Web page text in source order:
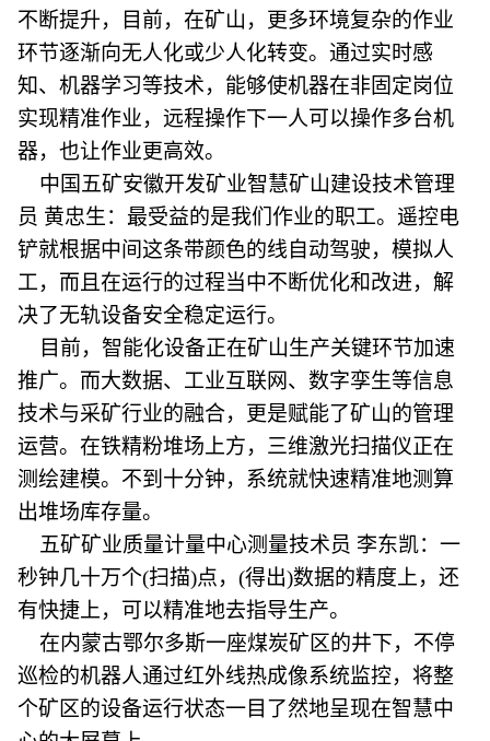
不断提升，目前，在矿山，更多环境复杂的作业
环节逐渐向无人化或少人化转变。通过实时感
知、机器学习等技术，能够使机器在非固定岗位
实现精准作业，远程操作下一人可以操作多台机
器，也让作业更高效。
中国五矿安徽开发矿业智慧矿山建设技术管理
员 黄忠生：最受益的是我们作业的职工。遥控电
铲就根据中间这条带颜色的线自动驾驶，模拟人
工，而且在运行的过程当中不断优化和改进，解
决了无轨设备安全稳定运行。
目前，智能化设备正在矿山生产关键环节加速
推广。而大数据、工业互联网、数字孪生等信息
技术与采矿行业的融合，更是赋能了矿山的管理
运营。在铁精粉堆场上方，三维激光扫描仪正在
测绘建模。不到十分钟，系统就快速精准地测算
出堆场库存量。
五矿矿业质量计量中心测量技术员 李东凯：一
秒钟几十万个(扫描)点，(得出)数据的精度上，还
有快捷上，可以精准地去指导生产。
在内蒙古鄂尔多斯一座煤炭矿区的井下，不停
巡检的机器人通过红外线热成像系统监控，将整
个矿区的设备运行状态一目了然地呈现在智慧中